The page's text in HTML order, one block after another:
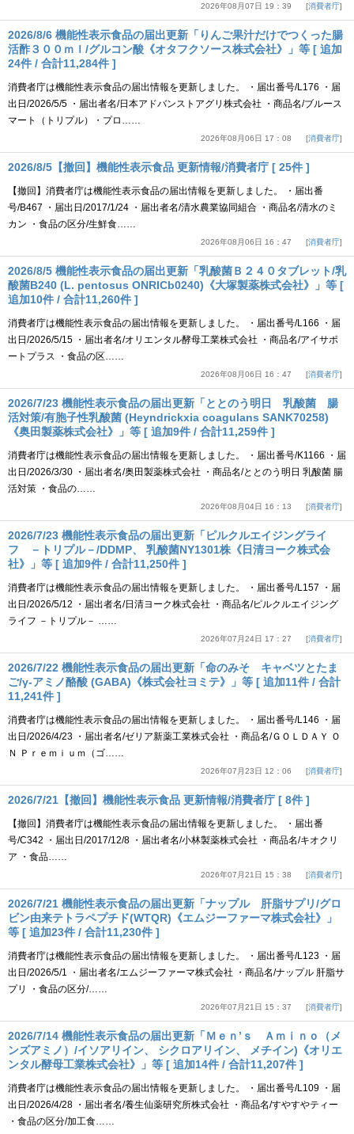
2026年08月07日 19：39 消費者庁
2026/8/6 機能性表示食品の届出更新「りんご果汁だけでつくった腸
活酢３００ｍｌ/グルコン酸《オタフクソース株式会社》」等 [ 追加
24件 / 合計11,284件 ]
消費者庁は機能性表示食品の届出情報を更新しました。 ・届出番号/L176 ・届
出日/2026/5/5 ・届出者名/日本アドバンストアグリ株式会社 ・商品名/ブルース
マート（トリプル）・プロ……
2026年08月06日 17：08 消費者庁
2026/8/5【撤回】機能性表示食品 更新情報/消費者庁 [ 25件 ]
【撤回】消費者庁は機能性表示食品の届出情報を更新しました。 ・届出番
号/B467 ・届出日/2017/1/24 ・届出者名/清水農業協同組合 ・商品名/清水のミ
カン ・食品の区分/生鮮食……
2026年08月06日 16：47 消費者庁
2026/8/5 機能性表示食品の届出更新「乳酸菌Ｂ２４０タブレット/乳
酸菌B240 (L. pentosus ONRICb0240)《大塚製薬株式会社》」等 [
追加10件 / 合計11,260件 ]
消費者庁は機能性表示食品の届出情報を更新しました。 ・届出番号/L166 ・届
出日/2026/5/15 ・届出者名/オリエンタル酵母工業株式会社 ・商品名/アイサポ
ートプラス ・食品の区……
2026年08月06日 16：47 消費者庁
2026/7/23 機能性表示食品の届出更新「ととのう明日 乳酸菌 腸
活対策/有胞子性乳酸菌 (Heyndrickxia coagulans SANK70258)
《奥田製薬株式会社》」等 [ 追加9件 / 合計11,259件 ]
消費者庁は機能性表示食品の届出情報を更新しました。 ・届出番号/K1166 ・届
出日/2026/3/30 ・届出者名/奥田製薬株式会社 ・商品名/ととのう明日 乳酸菌 腸
活対策 ・食品の……
2026年08月04日 16：13 消費者庁
2026/7/23 機能性表示食品の届出更新「ピルクルエイジングライ
フ －トリプル－/DDMP、 乳酸菌NY1301株《日清ヨーク株式会
社》」等 [ 追加9件 / 合計11,250件 ]
消費者庁は機能性表示食品の届出情報を更新しました。 ・届出番号/L157 ・届
出日/2026/5/12 ・届出者名/日清ヨーク株式会社 ・商品名/ピルクルエイジング
ライフ －トリプル－ ……
2026年07月24日 17：27 消費者庁
2026/7/22 機能性表示食品の届出更新「命のみそ キャベツとたま
ご/γ-アミノ酪酸 (GABA)《株式会社ヨミテ》」等 [ 追加11件 / 合計
11,241件 ]
消費者庁は機能性表示食品の届出情報を更新しました。 ・届出番号/L146 ・届
出日/2026/4/23 ・届出者名/ゼリア新薬工業株式会社 ・商品名/ＧＯＬＤＡＹ Ｏ
Ｎ Ｐｒｅｍｉｕｍ（ゴ……
2026年07月23日 12：06 消費者庁
2026/7/21【撤回】機能性表示食品 更新情報/消費者庁 [ 8件 ]
【撤回】消費者庁は機能性表示食品の届出情報を更新しました。 ・届出番
号/C342 ・届出日/2017/12/8 ・届出者名/小林製薬株式会社 ・商品名/キオクリ
ア ・食品……
2026年07月21日 15：38 消費者庁
2026/7/21 機能性表示食品の届出更新「ナップル 肝脂サプリ/グロ
ビン由来テトラペプチド(WTQR)《エムジーファーマ株式会社》」
等 [ 追加23件 / 合計11,230件 ]
消費者庁は機能性表示食品の届出情報を更新しました。 ・届出番号/L123 ・届
出日/2026/5/1 ・届出者名/エムジーファーマ株式会社 ・商品名/ナップル 肝脂サ
プリ ・食品の区分/……
2026年07月21日 15：37 消費者庁
2026/7/14 機能性表示食品の届出更新「Ｍｅｎ’ｓ Ａｍｉｎｏ（メ
ンズアミノ）/イソアリイン、 シクロアリイン、 メチイン)《オリエ
ンタル酵母工業株式会社》」等 [ 追加14件 / 合計11,207件 ]
消費者庁は機能性表示食品の届出情報を更新しました。 ・届出番号/L109 ・届
出日/2026/4/28 ・届出者名/養生仙薬研究所株式会社 ・商品名/すやすやティー
・食品の区分/加工食……